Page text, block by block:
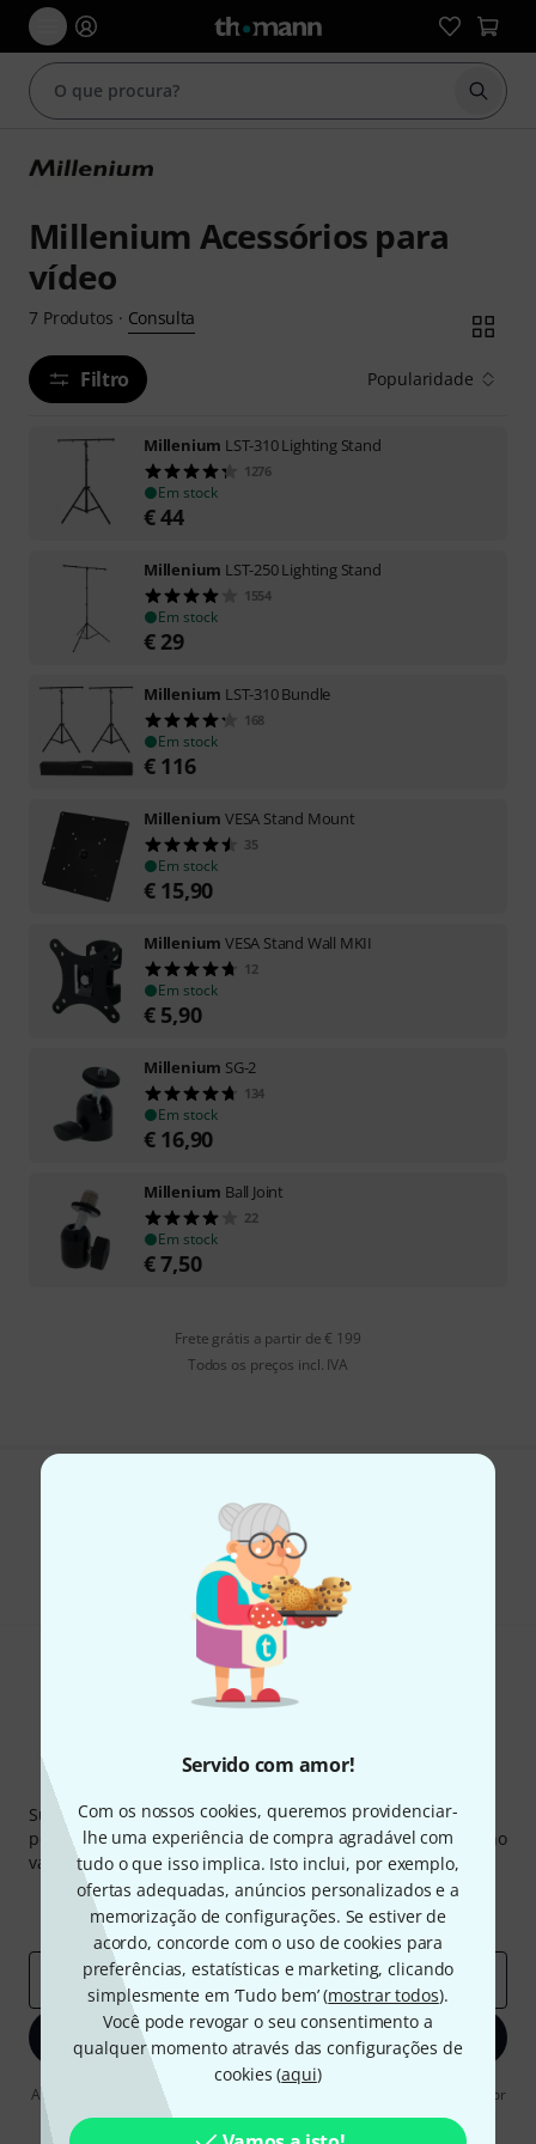
Servido com amor!
Com os nossos cookies, queremos providenciar-
lhe uma experiência de compra agradável com
tudo o que isso implica. Isto inclui, por exemplo,
ofertas adequadas, anúncios personalizados e a
memorização de configurações. Se estiver de
acordo, concorde com o uso de cookies para
preferências, estatísticas e marketing, clicando
simplesmente em ‘Tudo bem’ (mostrar todos).
Você pode revogar o seu consentimento a
qualquer momento através das configurações de
cookies (aqui)
Iniciar
Millenium Acessórios para
vídeo
7 Produtos · Consulta
Filtro Popularidade
Millenium LST-310 Lighting Stand
1276
Em stock
€44
Millenium LST-250 Lighting Stand
1554
Em stock
€ 29
Millenium LST-310 Bundle
168
Em stock
€ 116
Millenium VESA Stand Mount
35
Em stock
€ 15,90
Millenium VESA Stand Wall MKII
12
Em stock
€ 5,90
Millenium SG-2
134
Em stock
€ 16,90
Millenium Ball Joint
22
Em stock
€7,50
Frete grátis a partir de € 199
Todos os preços incl. IVA
Gosta do que vê?
Partilhar Ajuda e feedback
Subscreva a Newsletter da Thomann em inglês e com um
pouco de sorte você poderá ganhar um dos50 vouchers
no
valor de50 €cada!
Contribuições inspiradoras
Ofertas
Insights da Thomann
Endereço de e-mail*
Inscreva-se agora
Ao clicar em "Inscreva-se agora", concordo em receber publicidade por
e-mail. Posso cancelar a assinatura a qualquer momento. Você pode
encontrar mais informações sobre a newsletter na nossa
diretriz de